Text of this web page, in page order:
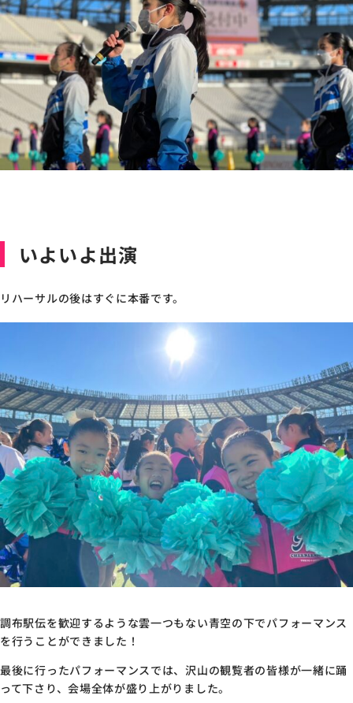
いよいよ出演
リハーサルの後はすぐに本番です。
調布駅伝を歓迎するような雲一つもない青空の下でパフォーマンス
を行うことができました！
最後に行ったパフォーマンスでは、沢山の観覧者の皆様が一緒に踊
って下さり、会場全体が盛り上がりました。